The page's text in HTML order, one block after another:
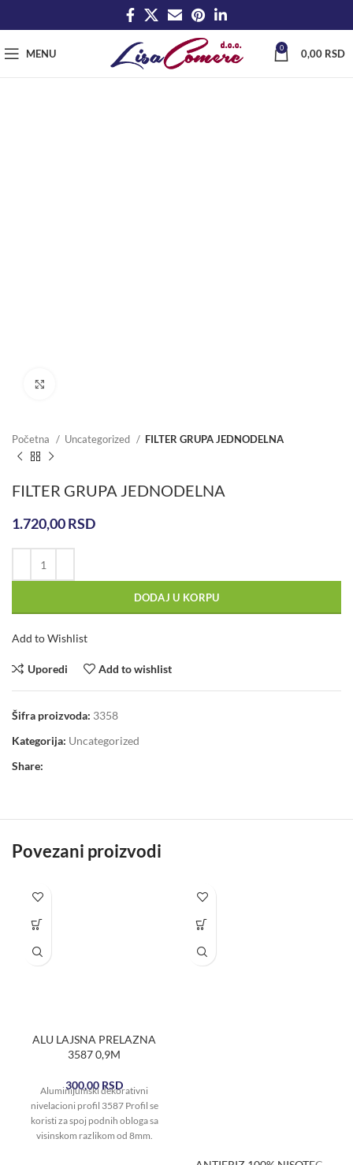
MENU 0 0,00 RSD
Početna Uncategorized FILTER GRUPA JEDNODELNA
FILTER GRUPA JEDNODELNA
1.720,00RSD
DODAJ U KORPU
Add to Wishlist
Uporedi Add to wishlist
Šifra proizvoda: 3358
Kategorija: Uncategorized
Share:
Povezani proizvodi
ALU LAJSNA PRELAZNA
3587 0,9M
300,00 RSD
Aluminijumski dekorativni
nivelacioni profil 3587 Profil se
koristi za spoj podnih obloga sa
visinskom razlikom od 8mm.